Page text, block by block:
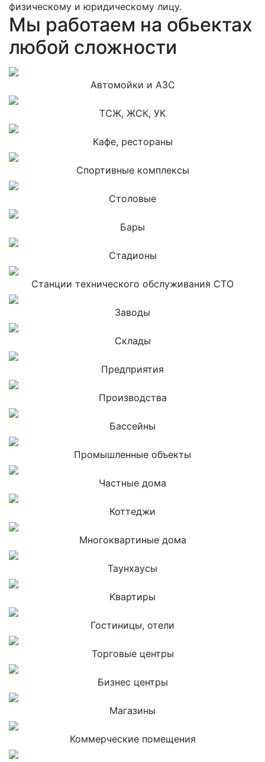
физическому и юридическому лицу.
Мы работаем на обьектах
любой сложности
Автомойки и АЗС
ТСЖ, ЖСК, УК
Кафе, рестораны
Спортивные комплексы
Столовые
Бары
Стадионы
Станции технического обслуживания СТО
Заводы
Склады
Предприятия
Производства
Бассейны
Промышленные объекты
Частные дома
Коттеджи
Многоквартиные дома
Таунхаусы
Квартиры
Гостиницы, отели
Торговые центры
Бизнес центры
Магазины
Коммерческие помещения